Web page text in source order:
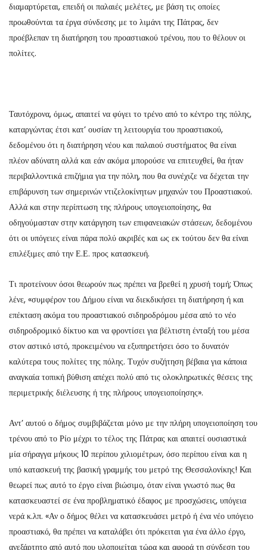
διαμαρτύρεται, επειδή οι παλαιές μελέτες, με βάση τις οποίες
προωθούνται τα έργα σύνδεσης με το λιμάνι της Πάτρας, δεν
προέβλεπαν τη διατήρηση του προαστιακού τρένου, που το θέλουν οι
πολίτες.
Ταυτόχρονα, όμως, απαιτεί να φύγει το τρένο από το κέντρο της πόλης,
καταργώντας έτσι κατ’ ουσίαν τη λειτουργία του προαστιακού,
δεδομένου ότι η διατήρηση νέου και παλαιού συστήματος θα είναι
πλέον αδύνατη αλλά και εάν ακόμα μπορούσε να επιτευχθεί, θα ήταν
περιβαλλοντικά επιζήμια για την πόλη, που θα συνέχιζε να δέχεται την
επιβάρυνση των σημερινών ντιζελοκίνητων μηχανών του Προαστιακού.
Αλλά και στην περίπτωση της πλήρους υπογειοποίησης, θα
οδηγούμασταν στην κατάργηση των επιφανειακών στάσεων, δεδομένου
ότι οι υπόγειες είναι πάρα πολύ ακριβές και ως εκ τούτου δεν θα είναι
επιλέξιμες από την Ε.Ε. προς κατασκευή.
Τι προτείνουν όσοι θεωρούν πως πρέπει να βρεθεί η χρυσή τομή; Όπως
λένε, «συμφέρον του Δήμου είναι να διεκδικήσει τη διατήρηση ή και
επέκταση ακόμα του προαστιακού σιδηροδρόμου μέσα από το νέο
σιδηροδρομικό δίκτυο και να φροντίσει για βέλτιστη ένταξή του μέσα
στον αστικό ιστό, προκειμένου να εξυπηρετήσει όσο το δυνατόν
καλύτερα τους πολίτες της πόλης. Τυχόν συζήτηση βέβαια για κάποια
αναγκαία τοπική βύθιση απέχει πολύ από τις ολοκληρωτικές θέσεις της
περιμετρικής διέλευσης ή της πλήρους υπογειοποίησης».
Αντ’ αυτού ο δήμος συμβιβάζεται μόνο με την πλήρη υπογειοποίηση του
τρένου από το Ρίο μέχρι το τέλος της Πάτρας και απαιτεί ουσιαστικά
μία σήραγγα μήκους 10 περίπου χιλιομέτρων, όσο περίπου είναι και η
υπό κατασκευή της βασική γραμμής του μετρό της Θεσσαλονίκης! Και
θεωρεί πως αυτό το έργο είναι βιώσιμο, όταν είναι γνωστό πως θα
κατασκευαστεί σε ένα προβληματικό έδαφος με προσχώσεις, υπόγεια
νερά κ.λπ. «Αν ο δήμος θέλει να κατασκευάσει μετρό ή ένα νέο υπόγειο
προαστιακό, θα πρέπει να καταλάβει ότι πρόκειται για ένα άλλο έργο,
ανεξάρτητο από αυτό που υλοποιείται τώρα και αφορά τη σύνδεση του